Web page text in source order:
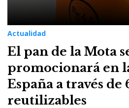
Actualidad
El pan de la Mota
promocionará en
España a través de
reutilizables